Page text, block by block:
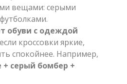
вещами: серыми
обуви с одеждой
кроссовки яркие,
спокойнее. Например,
серый бомбер +